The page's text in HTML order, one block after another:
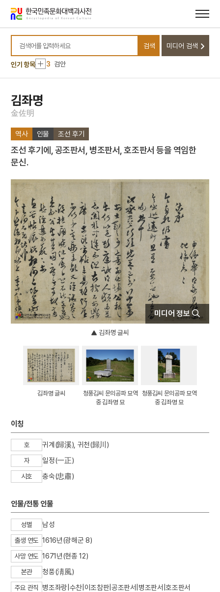
바로가기
바로가기
검색어를 입력하세요
검색 미디어 검색
인기 항목
10 백련전
1 금성대군
2 나화랑
3 검안
4 세조
8
만파식적 설화
9
박인로
금성대군
나화랑
3 검안
4
세조
소양인
6 공민왕
7 김진우
8
만파식적 설화
9 박인로
10 백련전
김좌명
金佐明
역사 인물 조선 후기
조선 후기에, 공조판서, 병조판서, 호조판서 등을 역임한
문신.
미디어 정보
김좌명 글씨
김좌명 글씨
청풍김씨 문의공파 묘역
중 김좌명 묘
청풍김씨 문의공파 묘역
중 김좌명 묘
이칭
호 귀계(歸溪), 귀천(歸川)
자 일정(一正)
시호 충숙(忠肅)
인물/전통 인물
성별 남성
출생 연도 1616년(광해군 8)
사망 연도 1671년(현종 12)
본관 청풍(淸風)
주요 관직 병조좌랑|수찬|이조참판|공조판서|병조판서|호조판서